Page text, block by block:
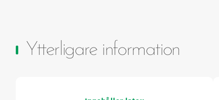
Ytterligare information